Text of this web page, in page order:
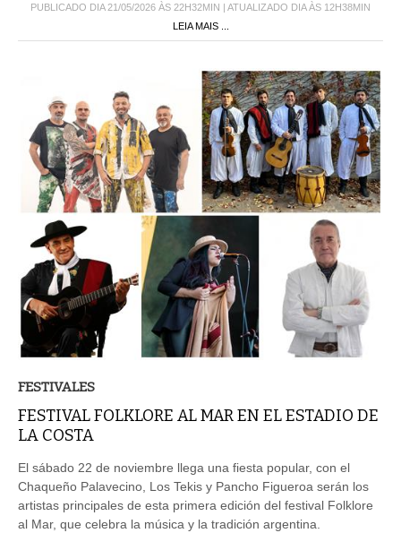
PUBLICADO DIA 21/05/2026 ÀS 22H32MIN | ATUALIZADO DIA ÀS 12H38MIN
LEIA MAIS ...
FESTIVALES
FESTIVAL FOLKLORE AL MAR EN EL ESTADIO DE
LA COSTA
El sábado 22 de noviembre llega una fiesta popular, con el
Chaqueño Palavecino, Los Tekis y Pancho Figueroa serán los
artistas principales de esta primera edición del festival Folklore
al Mar, que celebra la música y la tradición argentina.